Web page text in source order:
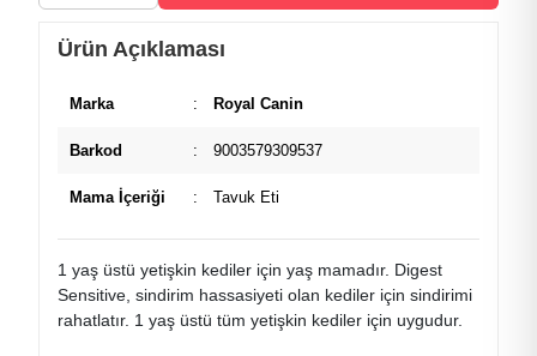
Ürün Açıklaması
Marka : Royal Canin
Barkod : 9003579309537
Mama İçeriği : Tavuk Eti
1 yaş üstü yetişkin kediler için yaş mamadır. Digest
Sensitive, sindirim hassasiyeti olan kediler için sindirimi
rahatlatır. 1 yaş üstü tüm yetişkin kediler için uygudur.